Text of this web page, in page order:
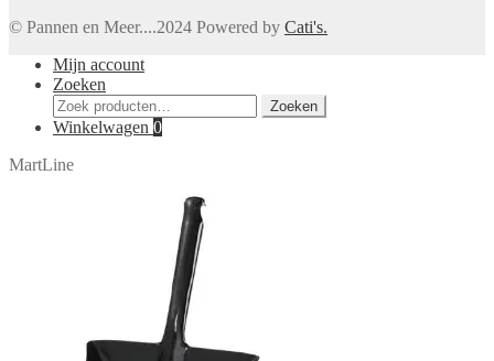
© Pannen en Meer....2024 Powered by Cati's.
Mijn account
Zoeken
Zoeken
naar:
Zoeken
Winkelwagen 0
MartLine